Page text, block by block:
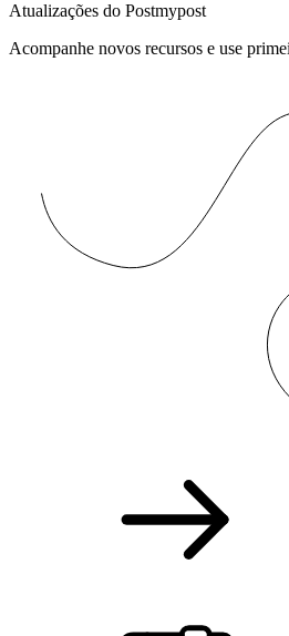
Atualizações do Postmypost
Acompanhe novos recursos e use